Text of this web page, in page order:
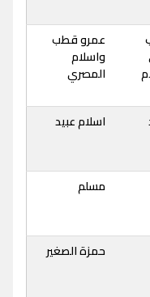
عمرو قطب
واسلام
المصري
اسلام عبيد
مسلم
حمزة الصغير